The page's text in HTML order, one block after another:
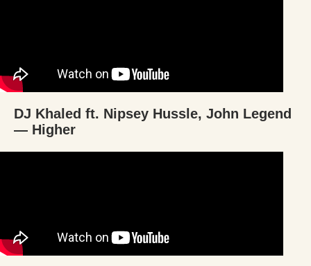
DJ Khaled ft. Nipsey Hussle, John Legend
— Higher